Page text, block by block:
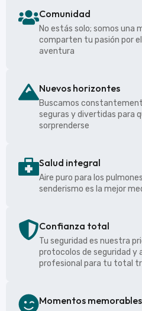
Comunidad
No estás solo; somos una
comparten tu pasión por
aventura
Nuevos horizontes
Buscamos
seguras y divertidas para
sorprenderse
Salud integral
Aire puro para los
senderismo es la mejor
Confianza total
Tu seguridad es nuestra
protocolos de seguridad y
profesional para tu total
Momentos memorables